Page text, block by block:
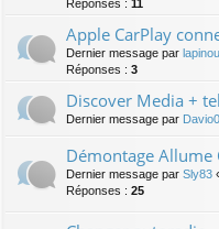
Réponses : 11
Apple CarPlay
Dernier message par
Réponses : 3
Discover Media +
Dernier message par
Démontage Allume
Dernier message par Sly83
Réponses : 25